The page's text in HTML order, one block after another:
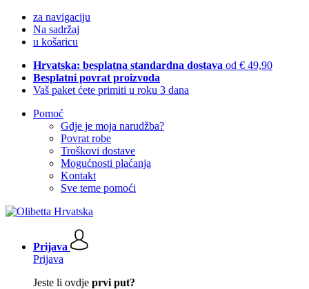
za navigaciju
Na sadržaj
u košaricu
Hrvatska: besplatna standardna dostava od € 49,90
Besplatni povrat proizvoda
Vaš paket ćete primiti u roku 3 dana
Pomoć
Gdje je moja narudžba?
Povrat robe
Troškovi dostave
Mogućnosti plaćanja
Kontakt
Sve teme pomoći
Prijava
Prijava
Jeste li ovdje prvi put?